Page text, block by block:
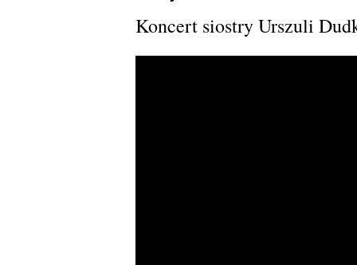
Koncert siostry Urszuli